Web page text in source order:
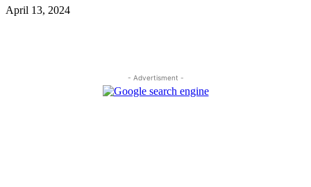
April 13, 2024
- Advertisment -